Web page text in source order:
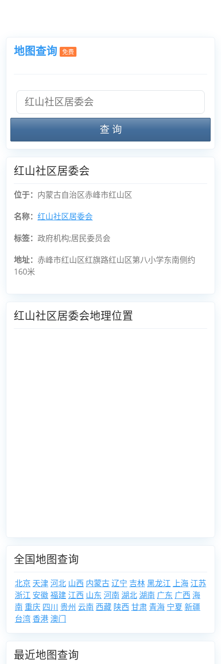
地图查询 免费
查 询
红山社区居委会
位于： 内蒙古自治区赤峰市红山区
名称： 红山社区居委会
标签： 政府机构;居民委员会
地址： 赤峰市红山区红旗路红山区第八小学东南侧约
160米
红山社区居委会地理位置
全国地图查询
北京 天津河北 山西 内蒙古辽宁 吉林黑龙江 上海 江苏
浙江 安徽福建 江西 山东 河南 湖北湖南 广东 广西 海
南 重庆 四川 贵州 云南 西藏 陕西 甘肃 青海 宁夏 新疆
台湾 香港 澳门
最近地图查询